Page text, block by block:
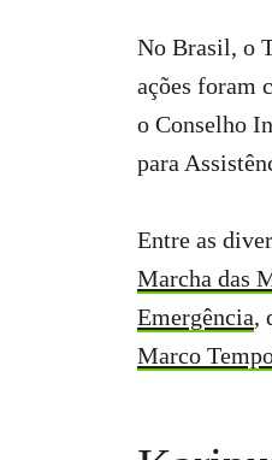
No Brasil, o
ações foram
o Conselho
para
Entre as
Marcha das
Emergência,
Marco